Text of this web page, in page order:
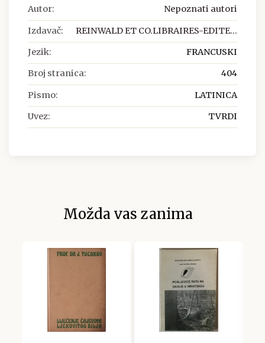
Autor: Nepoznati autori
Izdavač: REINWALD ET CO.LIBRAIRES-EDITE...
Jezik: FRANCUSKI
Broj stranica: 404
Pismo: LATINICA
Uvez: TVRDI
Možda vas zanima